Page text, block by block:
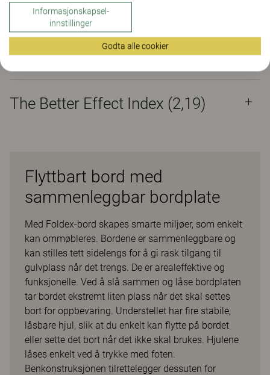
Downloads (5)
Sertifikat (3)
The Better Effect Index (2,19)
Flyttbart bord med
sammenleggbar bordplate
Med Foldex-bord skapes smarte miljøer, som enkelt
kan ommøbleres. Bordene er sammenleggbare og
kan stilles tett sidelengs for å gi rask tilgang til
gulvplass når det trengs. De er arealeffektive og
funksjonelle. Ved å slå sammen og låse bordplaten
tar bordet ekstremt liten plass når det skal settes
bort for oppbevaring. Understellet har fire stabile,
låsbare hjul, slik at du enkelt kan flytte på bordet
eller sette det bort når det ikke skal brukes. Hjulene
låses enkelt ved å trykke med foten.
Benkonstruksjonen tilrettelegger dessuten for
Informasjonskapsel-
innstillinger
Godta alle cookier